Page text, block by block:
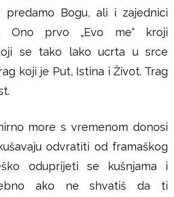
Bogu, ali i zajednici
Ono prvo „Evo me“ kroji
se tako lako ucrta u srce
koji je Put, Istina i Život. Trag
more s vremenom donosi
odvratiti od framaškog
oduprijeti se kušnjama i
ako ne shvatiš da ti